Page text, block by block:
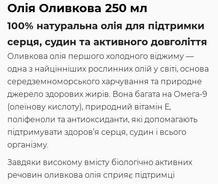
Олія Оливкова 250 мл
100% натуральна олія для підтримки
серця, судин та активного довголіття
Оливкова олія першого холодного віджиму —
одна з найцінніших рослинних олій у світі, основа
середземноморського харчування та природне
джерело здорових жирів. Вона багата на Омега-9
(олеїнову кислоту), природний вітамін Е,
поліфеноли та антиоксиданти, які допомагають
підтримувати здоров’я серця, судин і всього
організму.
Завдяки високому вмісту біологічно активних
речовин оливкова олія сприяє підтримці